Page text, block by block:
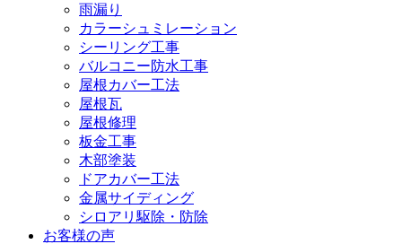
雨漏り
カラーシュミレーション
シーリング工事
バルコニー防水工事
屋根カバー工法
屋根瓦
屋根修理
板金工事
木部塗装
ドアカバー工法
金属サイディング
シロアリ駆除・防除
お客様の声